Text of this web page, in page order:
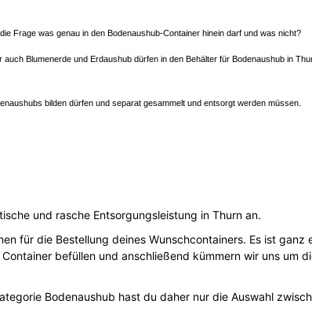
Frage was genau in den Bodenaushub-Container hinein darf und was nicht?
Blumenerde und Erdaushub dürfen in den Behälter für Bodenaushub in
bilden dürfen und separat gesammelt und entsorgt werden müssen.
und rasche Entsorgungsleistung in Thurn an.
für die Bestellung deines Wunschcontainers. Es ist ganz
befüllen und anschließend kümmern wir uns um
Bodenaushub hast du daher nur die Auswahl